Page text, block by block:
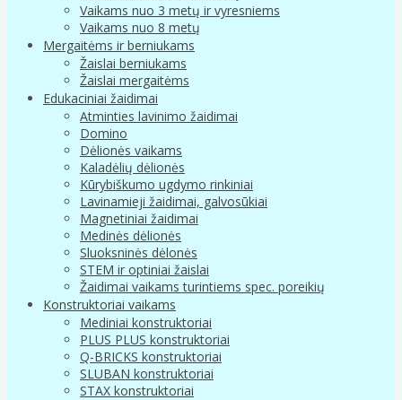
Vaikams nuo 3 metų ir vyresniems
Vaikams nuo 8 metų
Mergaitėms ir berniukams
Žaislai berniukams
Žaislai mergaitėms
Edukaciniai žaidimai
Atminties lavinimo žaidimai
Domino
Dėlionės vaikams
Kaladėlių dėlionės
Kūrybiškumo ugdymo rinkiniai
Lavinamieji žaidimai, galvosūkiai
Magnetiniai žaidimai
Medinės dėlionės
Sluoksninės dėlonės
STEM ir optiniai žaislai
Žaidimai vaikams turintiems spec. poreikių
Konstruktoriai vaikams
Mediniai konstruktoriai
PLUS PLUS konstruktoriai
Q-BRICKS konstruktoriai
SLUBAN konstruktoriai
STAX konstruktoriai